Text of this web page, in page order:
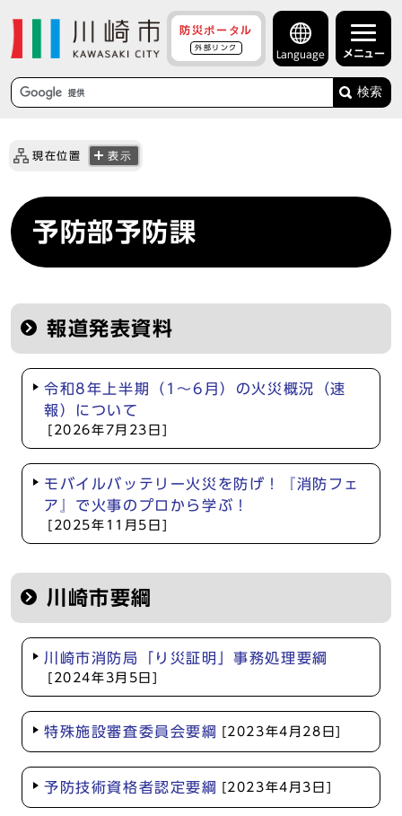
防災ポータル
外部リンク
Language メニュー
検索
現在位置 表示
予防部予防課
報道発表資料
令和8年上半期（1～6月）の火災概況（速
報）について
[2026年7月23日]
モバイルバッテリー火災を防げ！『消防フェ
ア』で火事のプロから学ぶ！
[2025年11月5日]
川崎市要綱
川崎市消防局「り災証明」事務処理要綱
[2024年3月5日]
特殊施設審査委員会要綱 [2023年4月28日]
予防技術資格者認定要綱 [2023年4月3日]